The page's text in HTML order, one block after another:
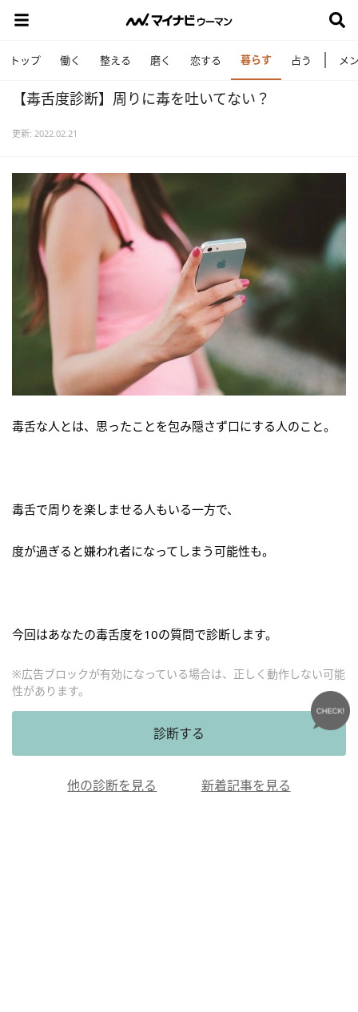
トップ 働く 整える 磨く 恋する 暮らす 占う メ
【毒舌度診断】周りに毒を吐いてない？
更新: 2022.02.21
毒舌な人とは、思ったことを包み隠さず口にする人のこと。
毒舌で周りを楽しませる人もいる一方で、
度が過ぎると嫌われ者になってしまう可能性も。
今回はあなたの毒舌度を10の質問で診断します。
※広告ブロックが有効になっている場合は、正しく動作しない可能
性があります。
診断する
他の診断を見る 新着記事を見る